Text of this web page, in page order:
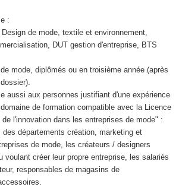
:
de mode, textile et environnement,
DUT gestion d'entreprise, BTS
mode, diplômés ou en troisième année (après
aussi aux personnes justifiant d'une expérience
de formation compatible avec la Licence
l'innovation dans les entreprises de mode" :
départements création, marketing et
de mode, les créateurs / designers
voulant créer leur propre entreprise, les salariés
responsables de magasins de